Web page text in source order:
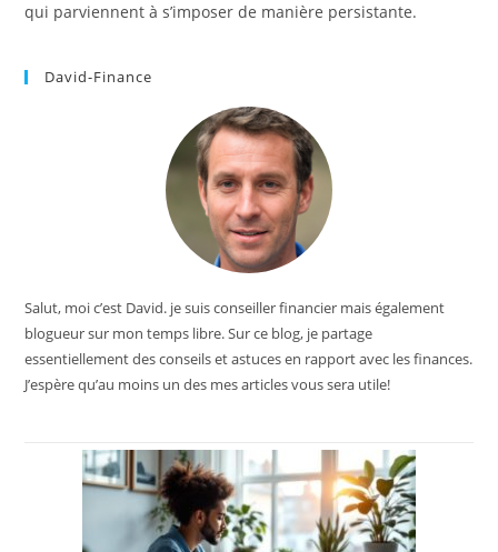
qui parviennent à s’imposer de manière persistante.
David-Finance
Salut, moi c’est David. je suis conseiller financier mais également
blogueur sur mon temps libre. Sur ce blog, je partage
essentiellement des conseils et astuces en rapport avec les finances.
J’espère qu’au moins un des mes articles vous sera utile!